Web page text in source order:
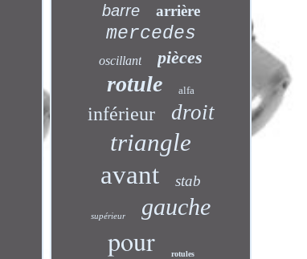
barre arrière
mercedes
oscillant pièces
rotule alfa
inférieur droit
triangle
avant stab
supérieur gauche
pour rotules